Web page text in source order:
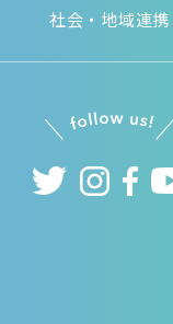
社会・地域連携